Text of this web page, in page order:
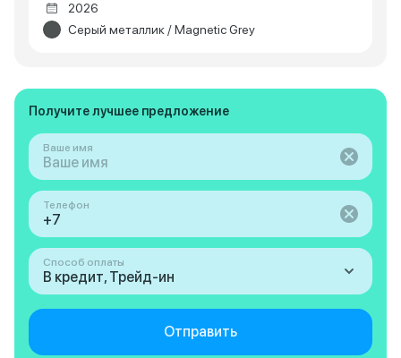
2026
Серый металлик / Magnetic Grey
Получите лучшее предложение
Ваше имя
Телефон
Способ оплаты
В кредит, Трейд-ин
Отправить